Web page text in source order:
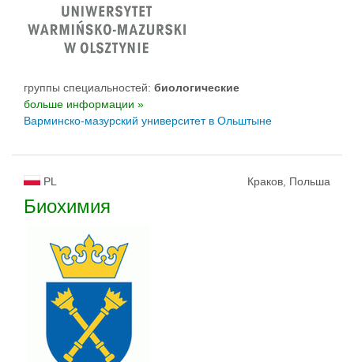
группы специальностей: биологическиe
больше информации »
Варминско-мазурский yниверситет в Ольштыне
PL Краков, Польша
Биохимия